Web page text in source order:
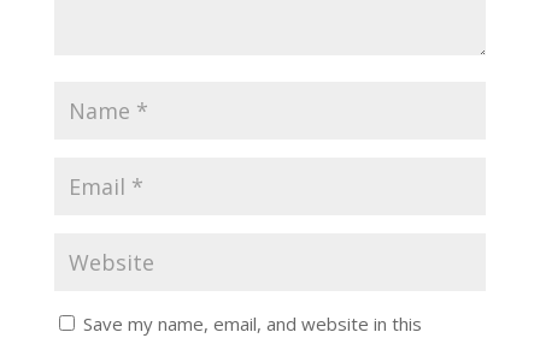
Save my name, email, and website in this